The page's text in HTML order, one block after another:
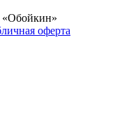
«Обойкин»
оферта